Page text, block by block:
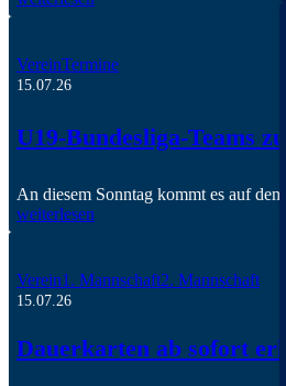
VereinTermine
15.07.26
U19-Bundesliga-Teams
An diesem Sonntag kommt es auf
weiterlesen
Verein1. Mannschaft2. Mannschaft
15.07.26
Dauerkarten ab sofort